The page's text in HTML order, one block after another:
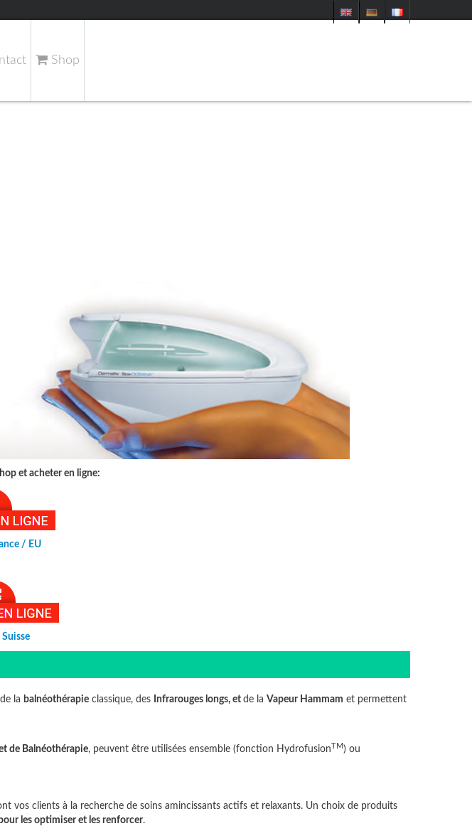
Shop
et acheter en ligne:
/ EU
la balnéothérapie classique, des Infrarouges longs, et de la Vapeur Hammam et permettent
de Balnéothérapie, peuvent être utilisées ensemble (fonction Hydrofusion TM ) ou
vos clients à la recherche de soins amincissants actifs et relaxants. Un choix de produits
les optimiser et les renforcer.